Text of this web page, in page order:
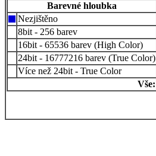
Barevné hloubka
Nezjištěno
8bit - 256 barev
16bit - 65536 barev (High Color)
24bit - 16777216 barev (True Color)
Více než 24bit - True Color
Vše: